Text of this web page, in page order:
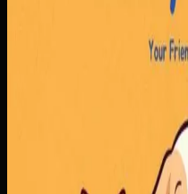
Kami membangun alur
produk dan reservasi
rapi, sementara
pemesanan yang lebih jelas.
Baca studi kasus lengkap